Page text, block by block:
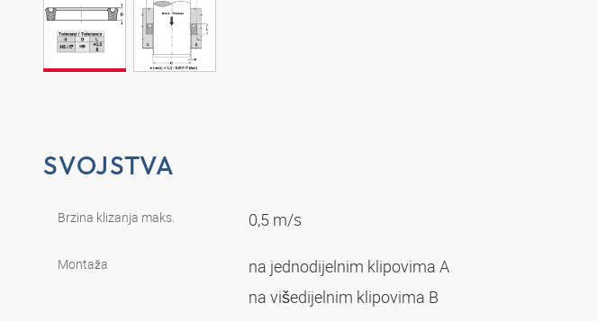
SVOJSTVA
Brzina klizanja maks. 0,5 m/s
Montaža
na jednodijelnim klipovima A
na višedijelnim klipovima B